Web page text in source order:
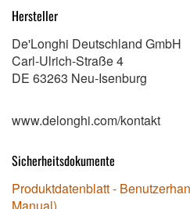
Hersteller
De'Longhi Deutschland GmbH
Carl-Ulrich-Straße 4
DE 63263 Neu-Isenburg
www.delonghi.com/kontakt
Sicherheitsdokumente
Produktdatenblatt -
Manual)